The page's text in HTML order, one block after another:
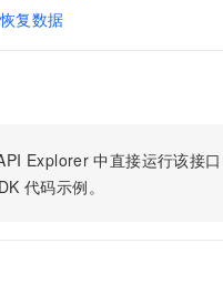
复数据
Explorer 中直接运行该接
代码示例。
应用
在企业官网、通讯软件中为客户提供 AI 客服